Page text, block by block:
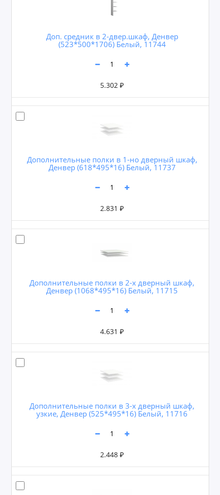
Доп. средник в 2-двер.шкаф, Денвер
(523*500*1706) Белый, 11744
5.302 ₽
Дополнительные полки в 1-но дверный шкаф,
Денвер (618*495*16) Белый, 11737
2.831 ₽
Дополнительные полки в 2-х дверный шкаф,
Денвер (1068*495*16) Белый, 11715
4.631 ₽
Дополнительные полки в 3-х дверный шкаф,
узкие, Денвер (525*495*16) Белый, 11716
2.448 ₽